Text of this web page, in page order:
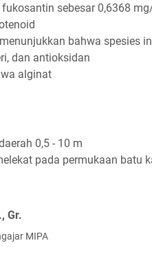
sebesar 0,6368
bahwa spesies
dan antioksidan
alginat
0,5 - 10 m
pada permukaan batu
Gr.
MIPA